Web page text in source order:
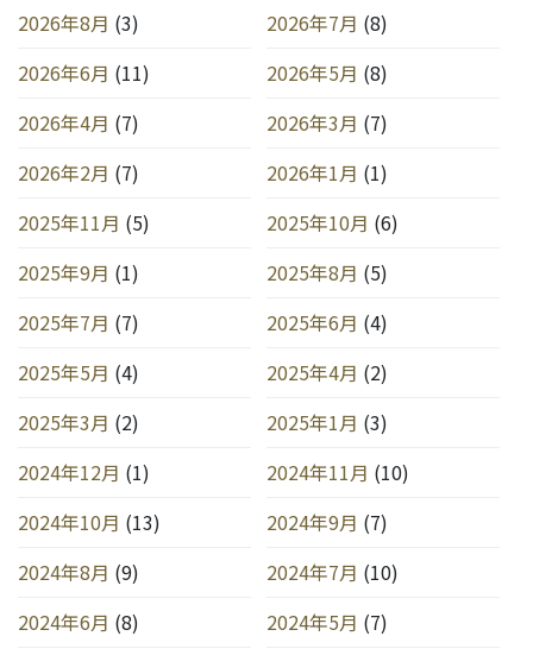
2026年8月 (3) 2026年7月 (8)
2026年6月 (11) 2026年5月 (8)
2026年4月 (7) 2026年3月 (7)
2026年2月 (7) 2026年1月 (1)
2025年11月 (5) 2025年10月 (6)
2025年9月 (1) 2025年8月 (5)
2025年7月 (7) 2025年6月 (4)
2025年5月 (4) 2025年4月 (2)
2025年3月 (2) 2025年1月 (3)
2024年12月 (1) 2024年11月 (10)
2024年10月 (13) 2024年9月 (7)
2024年8月 (9) 2024年7月 (10)
2024年6月 (8) 2024年5月 (7)